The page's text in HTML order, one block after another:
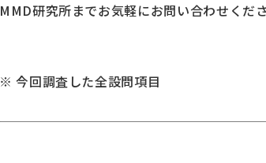
MMD研究所までお気軽にお問い合わせくださ
※ 今回調査した全設問項目